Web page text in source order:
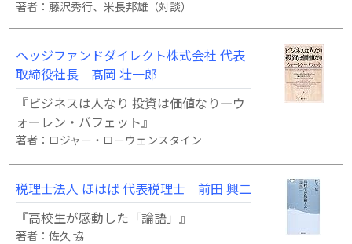
著者：藤沢秀行、米長邦雄（対談）
ヘッジファンドダイレクト株式会社 代表
取締役社長 髙岡 壮一郎
『ビジネスは人なり 投資は価値なり―ウ
ォーレン・バフェット』
著者：ロジャー・ローウェンスタイン
税理士法人 ほはば 代表税理士 前田 興二
『高校生が感動した「論語」』
著者：佐久 協